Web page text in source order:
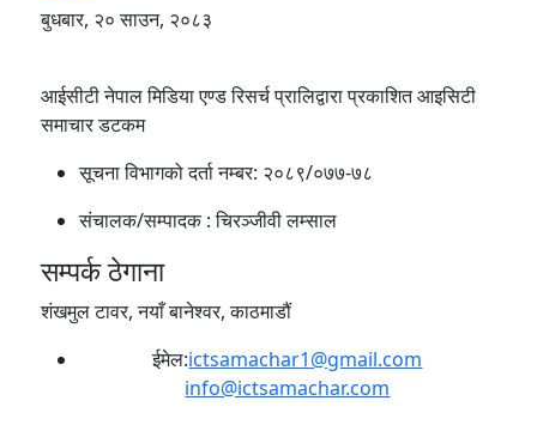
बुधबार, २० साउन, २०८३
आईसीटी नेपाल मिडिया एण्ड रिसर्च प्रालिद्वारा प्रकाशित आइसिटी
समाचार डटकम
सूचना विभागको दर्ता नम्बर: २०८९/०७७-७८
संचालक/सम्पादक :चिरञ्जीवी लम्साल
सम्पर्क ठेगाना
शंखमुल टावर, नयाँ बानेश्वर, काठमाडौं
ईमेल:ictsamachar1@gmail.com
info@ictsamachar.com